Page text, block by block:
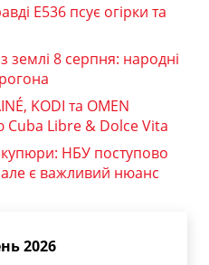
Е536 псує огірки та
землі 8 серпня: народні
KODI та OMEN
Cuba Libre & Dolce Vita
купюри: НБУ поступово
але є важливий нюанс
2026